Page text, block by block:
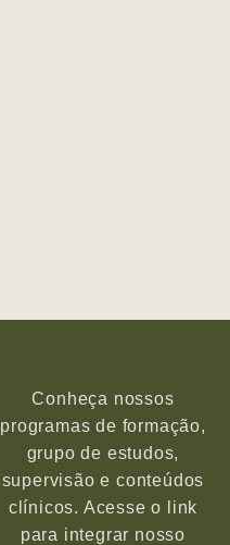
Conheça nossos
programas de formação,
grupo de estudos,
supervisão e conteúdos
clínicos. Acesse o link
para integrar nosso